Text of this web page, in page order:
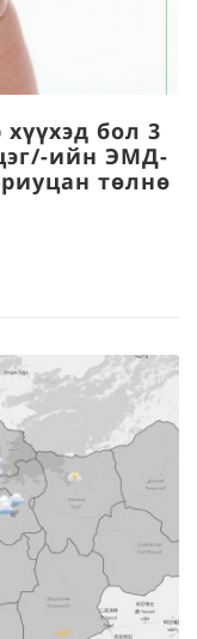
хүүхэд бол 3
ийн ЭМД-
төлнө